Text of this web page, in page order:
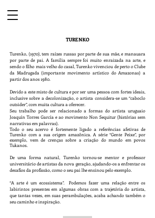
TURENKO
Turenko, (1970), tem raízes russas por parte de sua mãe, e manauara
por parte de pai. A família sempre foi muito enraizada na arte, e
sendo o filho mais velho do casal, Turenko vivenciou de perto o Clube
da Madrugada (importante movimento artístico do Amazonas) a
partir dos anos 1980.
Devido a este misto de cultura e por ser uma pessoa com fortes ideais,
inclusive sobre a decolonização, o artista considera-se um “caboclo
outsider”, com muita cultura a oferecer.
Seu trabalho pode ser relacionado a formas do artista uruguaio
Joaquín Torres García e ao movimento Non Sequitur (histórias sem
narrativas em palavras).
Todo o seu acervo é fortemente ligado a referências afetivas de
Turenko com a sua origem amazônica. A série “Gente Peixe”, por
exemplo, vem de crenças sobre a criação do mundo em povos
Tukanos.
De uma forma natural, Turenko tornou-se mentor e professor
universitário de artistas da nova geração, ajudando-os a enfrentar os
desafios da profissão, como o seu pai lhe ensinou pelo exemplo.
“A arte é um ecossistema”. Podemos fazer uma relação entre os
labirintos presentes em algumas obras com a trajetória do artista,
que tantas vezes, em suas perambulações, acaba achando também o
seu caminho e inspiração.